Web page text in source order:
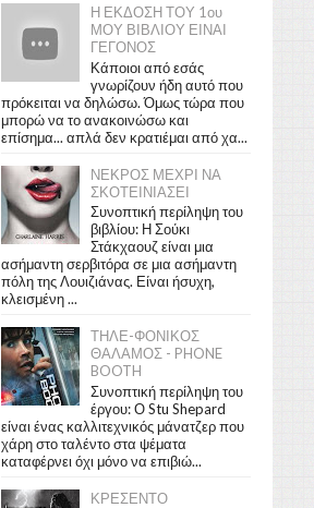
Η ΕΚΔΟΣΗ ΤΟΥ 1ου
ΜΟΥ ΒΙΒΛΙΟΥ ΕΙΝΑΙ
ΓΕΓΟΝΟΣ
Κάποιοι από εσάς
γνωρίζουν ήδη αυτό που
πρόκειται να δηλώσω. Όμως τώρα που
μπορώ να το ανακοινώσω και
επίσημα... απλά δεν κρατιέμαι από χα...
ΝΕΚΡΟΣ ΜΕΧΡΙ ΝΑ
ΣΚΟΤΕΙΝΙΑΣΕΙ
Συνοπτική περίληψη του
βιβλίου: Η Σούκι
Στάκχαουζ είναι μια
ασήμαντη σερβιτόρα σε μια ασήμαντη
πόλη της Λουιζιάνας. Είναι ήσυχη,
κλεισμένη ...
ΤΗΛΕ-ΦΟΝΙΚΟΣ
ΘΑΛΑΜΟΣ - PHONE
BOOTH
Συνοπτική περίληψη του
έργου: Ο Stu Shepard
είναι ένας καλλιτεχνικός μάνατζερ που
χάρη στο ταλέντο στα ψέματα
καταφέρνει όχι μόνο να επιβιώ...
ΚΡΕΣΕΝΤΟ